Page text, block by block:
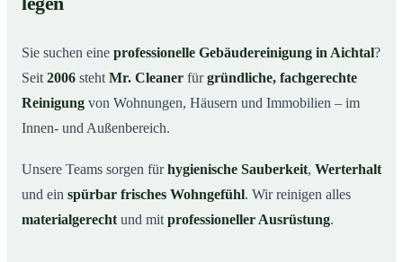
04So läuft die Gebäudereinigung ab
Typische Anlässe für eine Gebäudereinigung
Gebäudereinigung in Aichtal – Profis im Einsatz
Sie suchen eine professionelle Gebäudereinigung in Aichtal?
Seit 2006 steht Mr. Cleaner fürgründliche, fachgerechte
Reinigung von Wohnungen, Häusern und Immobilien – im
Innen- und Außenbereich.
Unsere Teams sorgen fürhygienische Sauberkeit, Werterhalt
und ein spürbar frisches Wohngefühl. Wir reinigen alles
materialgerecht und mit professioneller Ausrüstung.